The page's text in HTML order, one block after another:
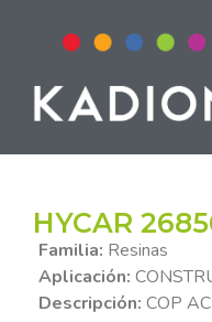
HYCAR
Familia: Resinas
Aplicación:
Descripción: COP